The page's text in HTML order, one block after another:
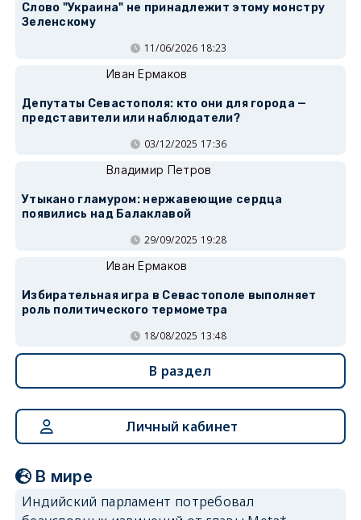
Слово "Украина" не принадлежит этому монстру
Зеленскому
11/06/2026 18:23
Иван Ермаков
Депутаты Севастополя: кто они для города —
представители или наблюдатели?
03/12/2025 17:36
Владимир Петров
Утыкано гламуром: нержавеющие сердца
появились над Балаклавой
29/09/2025 19:28
Иван Ермаков
Избирательная игра в Севастополе выполняет
роль политического термометра
18/08/2025 13:48
В раздел
Личный кабинет
В мире
Индийский парламент потребовал